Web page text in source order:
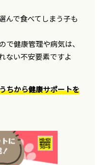
んで食べてしまう子も
で健康管理や病気は、
ない不安要素ですよ
ちから健康サポートを